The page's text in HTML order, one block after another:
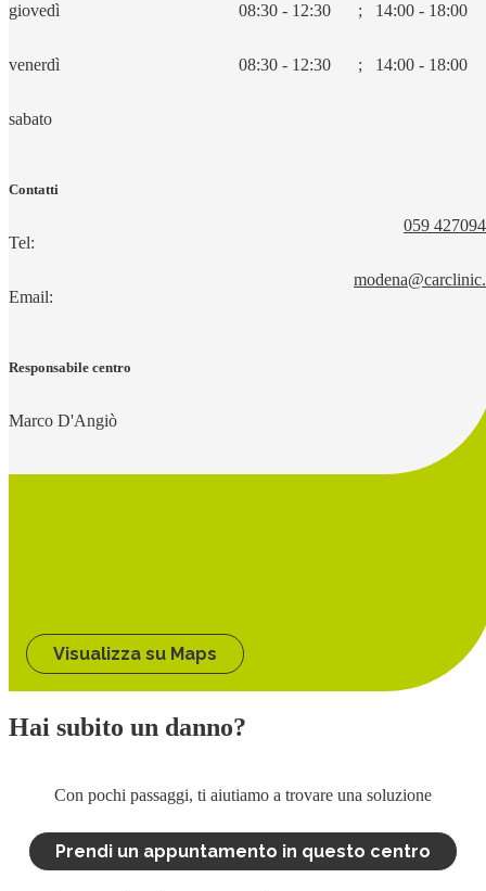
giovedì 08:30 - 12:30 ; 14:00 - 18:00
venerdì 08:30 - 12:30 ; 14:00 - 18:00
sabato
Contatti
Tel:
059
Email:
Responsabile centro
Marco D'Angiò
Visualizza su Maps
Hai subito un danno?
Con pochi passaggi, ti aiutiamo a trovare una soluzione
Prendi un appuntamento in questo centro